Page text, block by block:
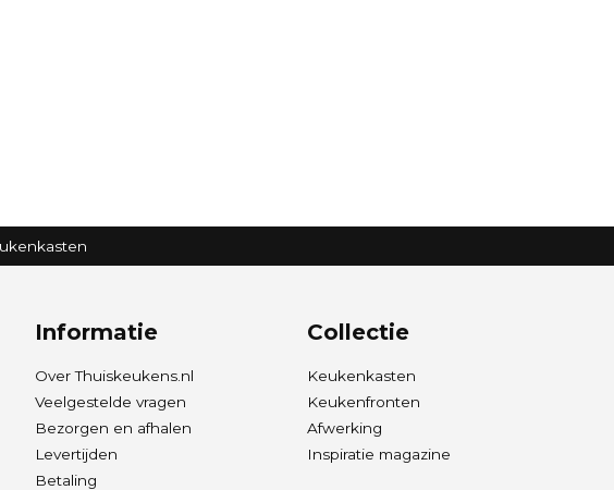
Informatie
Over Thuiskeukens.nl
Veelgestelde vragen
Bezorgen en afhalen
Levertijden
Betaling
Collectie
Keukenkasten
Keukenfronten
Afwerking
Inspiratie magazine